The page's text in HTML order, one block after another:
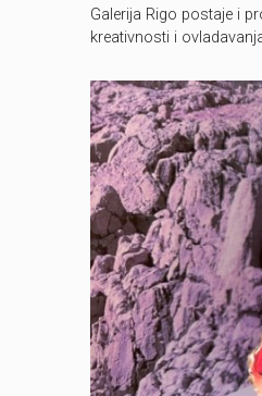
Galerija Rigo postaje i
kreativnosti i